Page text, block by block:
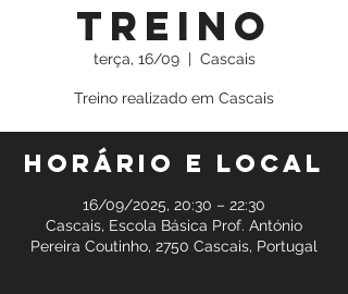
Treino
terça, 16/09
  |
Cascais
Treino realizado em Cascais
Horário e local
16/09/2025, 20:30 – 22:30
Cascais, Escola Básica Prof. António
Pereira Coutinho, 2750 Cascais, Portugal